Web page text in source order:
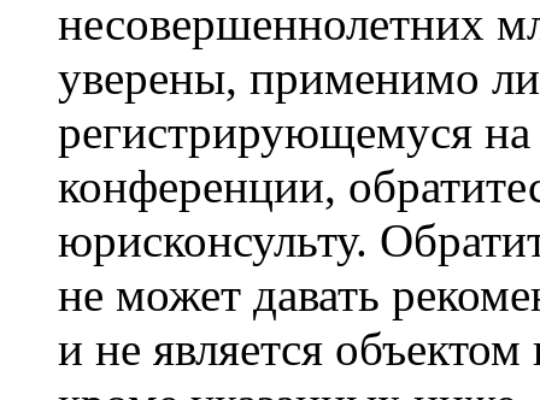
несовершеннолетних
уверены, применимо
регистрирующемуся
конференции,
юрисконсульту.
не может давать
и не является